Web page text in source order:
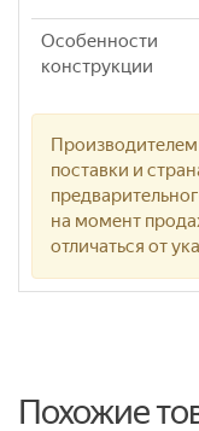
Особенности
конструкции
поставки и
на момент
отличаться от
Похожие